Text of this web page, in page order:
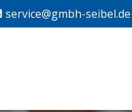
service@gmbh-seibel.de